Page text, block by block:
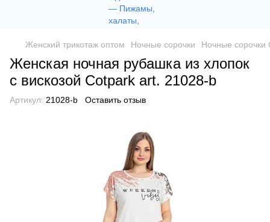
Женский трикотаж оптом Ночные сорочки Ночные сорочки
Женская ночная рубашка из хлопок
с вискозой Сotpark art. 21028-b
Артикул: 21028-b Оставить отзыв